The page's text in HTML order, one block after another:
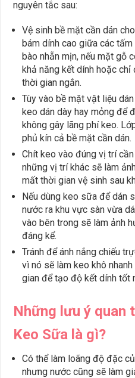
nguyên tắc sau:
Vệ sinh bề mặt cần dán
bám dính cao giữa các
bào nhẵn mịn, nếu mặt gỗ
khả năng kết dính hoặc
thời gian ngắn.
Tùy vào bề mặt vật liệu
keo dán dày hay mỏng để
không gây lãng phí keo.
phủ kín cả bề mặt cần dán.
Chít keo vào đúng vị trí
những vị trí khác sẽ làm
mất thời gian vệ sinh sau
Nếu dùng keo sữa để dán
nước ra khu vực sàn vừa
vào bên trong sẽ làm ảnh
đáng kể.
Tránh để ánh nắng chiếu
vì nó sẽ làm keo khô
gian để tạo độ kết dính tốt
Những lưu ý quan
Keo Sữa là gì?
Có thể làm loãng độ đặc
nhưng nước cũng sẽ làm